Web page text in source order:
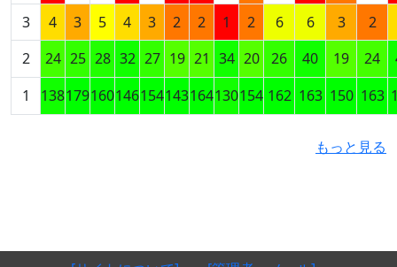
3
4 3 5 4 3 2 2 1 2 6 6 3
2
2
24 25 28 32 27 19 21 34 20 26 40 19 24
1
138179160146154143164130154 162 163 150 163
もっと見る